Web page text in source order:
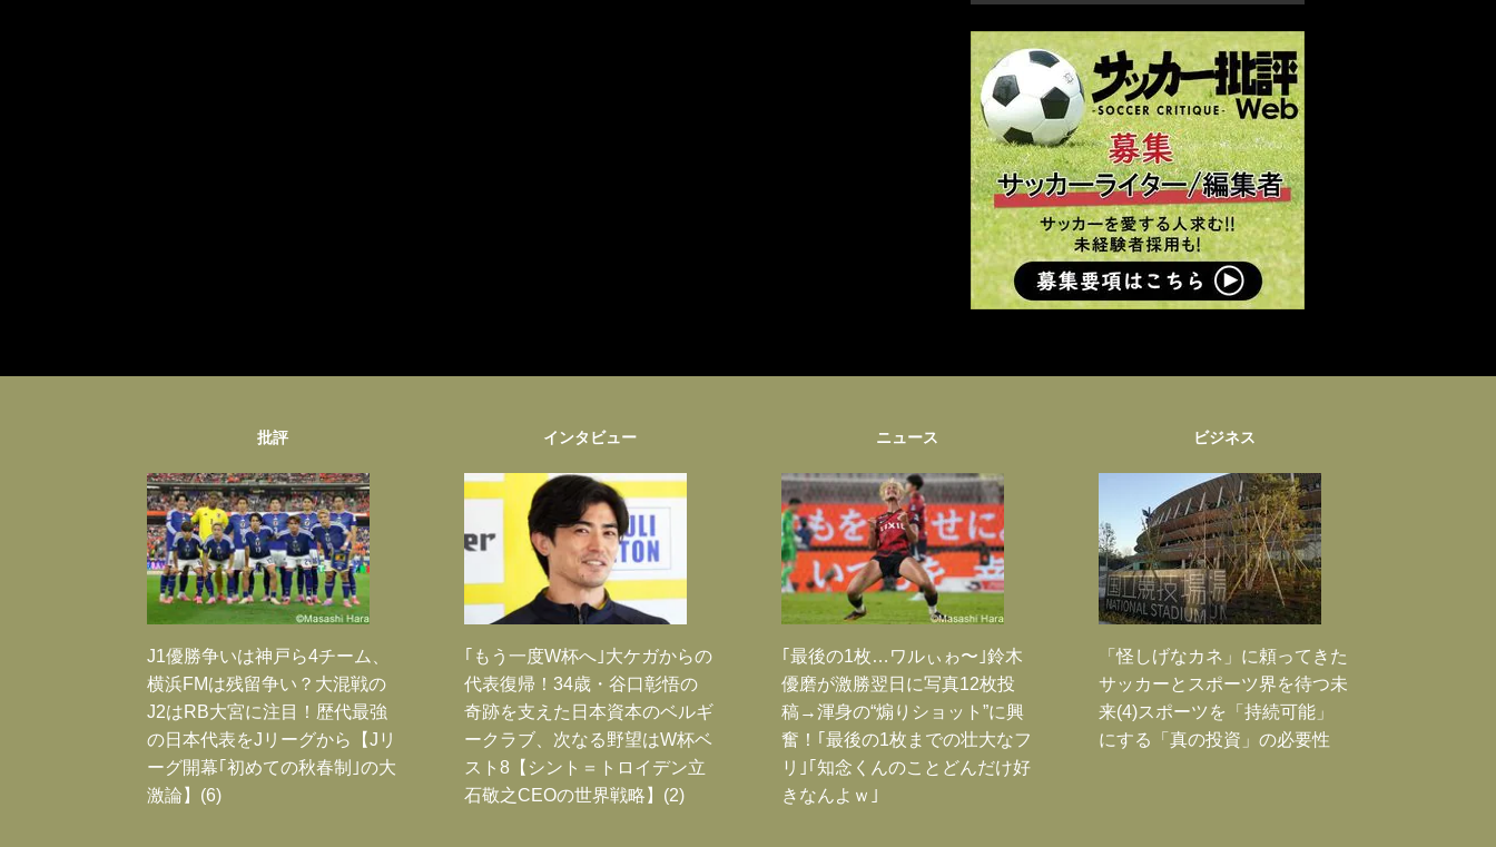
批評
J1優勝争いは神戸ら4チーム、
横浜FMは残留争い？大混戦の
J2はRB大宮に注目！歴代最強
の日本代表をJリーグから【Jリ
ーグ開幕｢初めての秋春制｣の大
激論】(6)
インタビュー
｢もう一度W杯へ｣大ケガからの
代表復帰！34歳・谷口彰悟の
奇跡を支えた日本資本のベルギ
ークラブ、次なる野望はW杯ベ
スト8【シント＝トロイデン立
石敬之CEOの世界戦略】(2)
ニュース
｢最後の1枚…ワルぃゎ〜｣鈴木
優磨が激勝翌日に写真12枚投
稿→渾身の“煽りショット”に興
奮！｢最後の1枚までの壮大なフ
リ｣｢知念くんのことどんだけ好
きなんよｗ｣
ビジネス
「怪しげなカネ」に頼ってきた
サッカーとスポーツ界を待つ未
来(4)スポーツを「持続可能」
にする「真の投資」の必要性